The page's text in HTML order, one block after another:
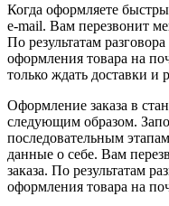
Когда оформляете
e-mail. Вам перезвонит
По результатам
оформления товара на
только ждать доставки и
Оформление заказа в
следующим образом.
последовательным
данные о себе. Вам
заказа. По результатам
оформления товара на